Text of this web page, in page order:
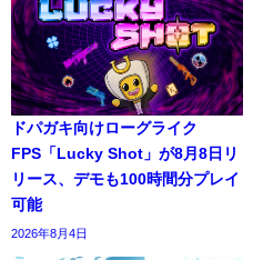
ドパガキ向けローグライク
FPS「Lucky Shot」が8月8日リ
リース、デモも100時間分プレイ
可能
2026年8月4日